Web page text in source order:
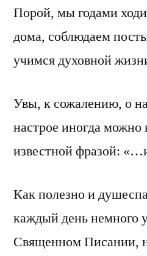
Порой, мы годами
дома, соблюдаем
учимся духовной
Увы, к сожалению, о
настрое иногда можно
известной фразой:
Как полезно и
каждый день немного
Священном Писании,